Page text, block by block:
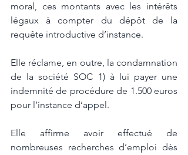
moral, ces montants avec les intérêts
légaux à compter du dépôt de la
requête introductive d’instance.
Elle réclame, en outre, la condamnation
de la société SOC 1) à lui payer une
indemnité de procédure de 1.500 euros
pour l’instance d’appel.
Elle affirme avoir effectué de
nombreuses recherches d’emploi dès